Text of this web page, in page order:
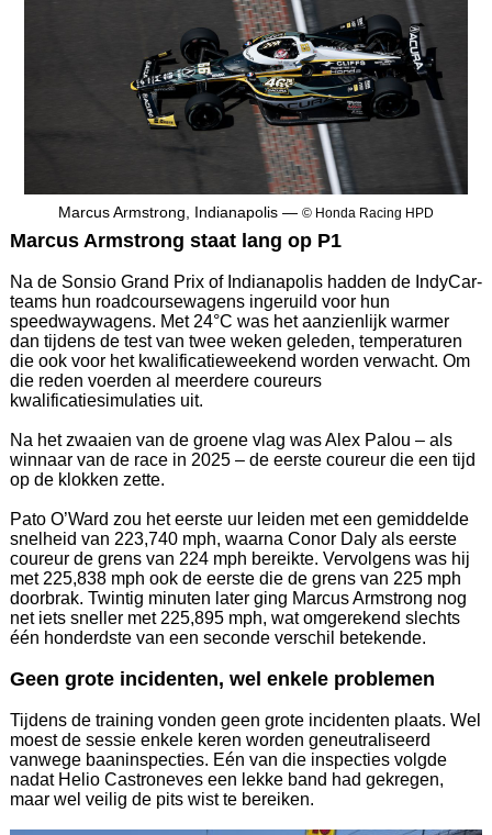
Marcus Armstrong, Indianapolis — © Honda Racing HPD
Marcus Armstrong staat lang op P1
Na de Sonsio Grand Prix of Indianapolis hadden de IndyCar-
teams hun roadcoursewagens ingeruild voor hun
speedwaywagens. Met 24°C was het aanzienlijk warmer
dan tijdens de test van twee weken geleden, temperaturen
die ook voor het kwalificatieweekend worden verwacht. Om
die reden voerden al meerdere coureurs
kwalificatiesimulaties uit.
Na het zwaaien van de groene vlag was Alex Palou – als
winnaar van de race in 2025 – de eerste coureur die een tijd
op de klokken zette.
Pato O’Ward zou het eerste uur leiden met een gemiddelde
snelheid van 223,740 mph, waarna Conor Daly als eerste
coureur de grens van 224 mph bereikte. Vervolgens was hij
met 225,838 mph ook de eerste die de grens van 225 mph
doorbrak. Twintig minuten later ging Marcus Armstrong nog
net iets sneller met 225,895 mph, wat omgerekend slechts
één honderdste van een seconde verschil betekende.
Geen grote incidenten, wel enkele problemen
Tijdens de training vonden geen grote incidenten plaats. Wel
moest de sessie enkele keren worden geneutraliseerd
vanwege baaninspecties. Eén van die inspecties volgde
nadat Helio Castroneves een lekke band had gekregen,
maar wel veilig de pits wist te bereiken.